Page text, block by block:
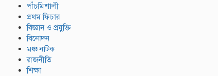
পাঁচমিশালী
প্রথম ফিচার
বিজ্ঞান ও প্রযুক্তি
বিনোদন
মঞ্চ নাটক
রাজনীতি
শিক্ষা